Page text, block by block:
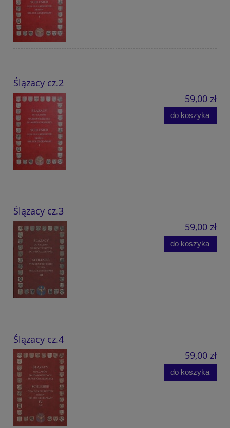
Ślązacy cz.2
59,00 zł
do koszyka
Ślązacy cz.3
59,00 zł
do koszyka
Ślązacy cz.4
59,00 zł
do koszyka